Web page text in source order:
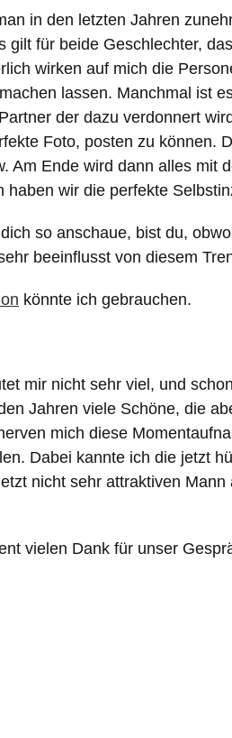
in den letzten Jahren
gilt für beide Geschlechter,
wirken auf mich die
lassen. Manchmal ist
der dazu verdonnert
Foto, posten zu können.
Am Ende wird dann alles mit
haben wir die perfekte
so anschaue, bist du,
beeinflusst von diesem
könnte ich gebrauchen.
mir nicht sehr viel, und
Jahren viele Schöne, die
mich diese
Dabei kannte ich die jetzt
nicht sehr attraktiven Mann
vielen Dank für unser